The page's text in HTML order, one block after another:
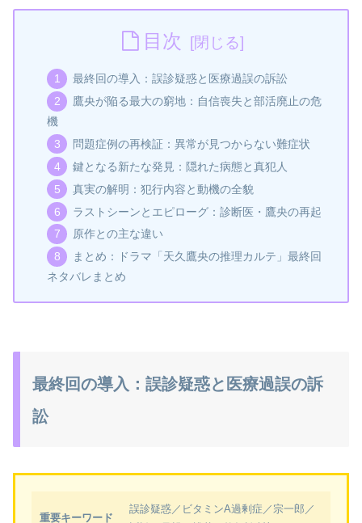
目次
最終回の導入：誤診疑惑と医療過誤の訴訟
鷹央が陥る最大の窮地：自信喪失と部活廃止の危
機
問題症例の再検証：異常が見つからない難症状
鍵となる新たな発見：隠れた病態と真犯人
真実の解明：犯行内容と動機の全貌
ラストシーンとエピローグ：診断医・鷹央の再起
原作との主な違い
まとめ：ドラマ「天久鷹央の推理カルテ」最終回
ネタバレまとめ
最終回の導入：誤診疑惑と医療過誤の訴
訟
重要キーワード
誤診疑惑／ビタミンA過剰症／宗一郎／